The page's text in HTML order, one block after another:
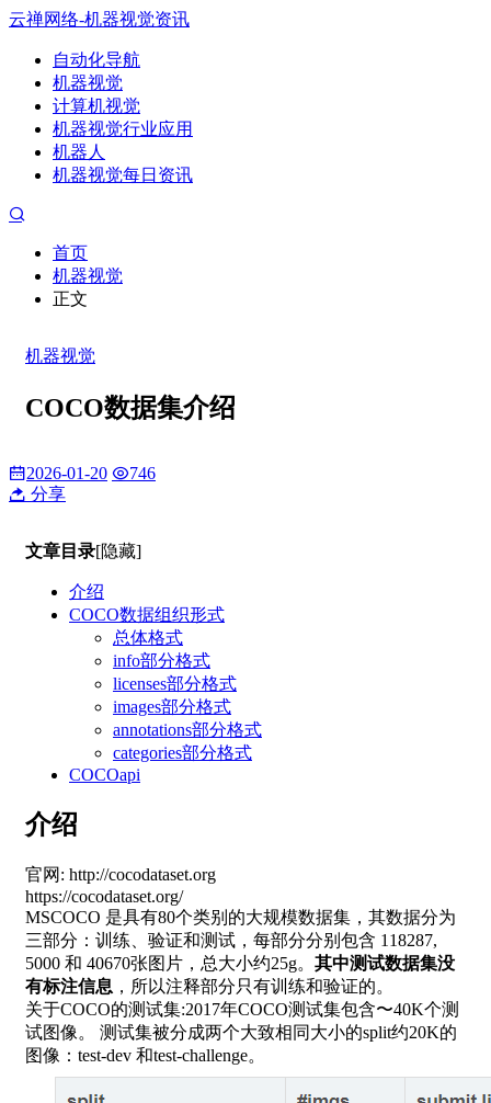
云禅网络-机器视觉资讯
自动化导航
机器视觉
计算机视觉
机器视觉行业应用
机器人
机器视觉每日资讯
首页
机器视觉
正文
机器视觉
COCO数据集介绍
2026-01-20
746
分享
文章目录[隐藏]
介绍
COCO数据组织形式
总体格式
info部分格式
licenses部分格式
images部分格式
annotations部分格式
categories部分格式
COCOapi
介绍
官网: http://cocodataset.org
https://cocodataset.org/
MSCOCO 是具有80个类别的大规模数据集，其数据分为
三部分：训练、验证和测试，每部分分别包含 118287,
5000 和 40670张图片，总大小约25g。 其中测试数据集没
有标注信息 ，所以注释部分只有训练和验证的。
关于COCO的测试集:2017年COCO测试集包含〜40K个测
试图像。 测试集被分成两个大致相同大小的split约20K的
图像：test-dev 和test-challenge。